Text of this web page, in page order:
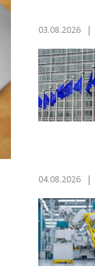
03.08.2026
04.08.2026